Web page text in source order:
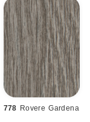
778 Rovere Gardena